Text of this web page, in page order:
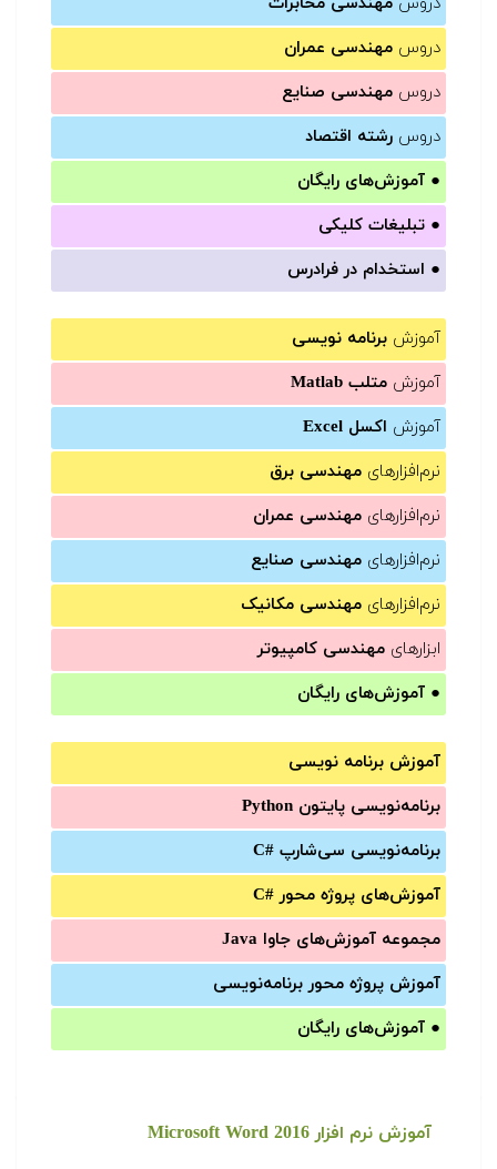
دروس مهندسی عمران
دروس مهندسی صنایع
دروس رشته اقتصاد
● آموزش‌های رایگان
● تبلیغات کلیکی
● استخدام در فرادرس
آموزش برنامه نویسی
آموزش متلب Matlab
آموزش اکسل Excel
نرم‌افزارهای مهندسی برق
نرم‌افزارهای مهندسی عمران
نرم‌افزارهای مهندسی صنایع
نرم‌افزارهای مهندسی مکانیک
ابزارهای مهندسی کامپیوتر
● آموزش‌های رایگان
آموزش برنامه نویسی
برنامه‌نویسی پایتون Python
برنامه‌‌نویسی سی‌شارپ C#‎
آموزش‌های پروژه محور #C
مجموعه آموزش‌های جاوا Java
آموزش‌ پروژه محور برنامه‌نویسی
● آموزش‌های رایگان
آموزش نرم افزار Microsoft Word 2016